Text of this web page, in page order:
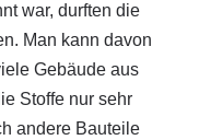
war, durften die
Man kann davon
Gebäude aus
Stoffe nur sehr
andere Bauteile